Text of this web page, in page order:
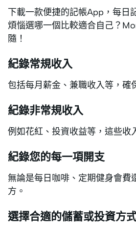
下載一款便捷的記帳App，每日
煩惱選哪一個比較適合自己？
隨！
紀錄常規收入
包括每月薪金、兼職收入等，確
紀錄非常規收入
例如花紅、投資收益等，這些收
紀錄您的每一項開支
無論是每日咖啡、定期健身會
方。
選擇合適的儲蓄或投資方